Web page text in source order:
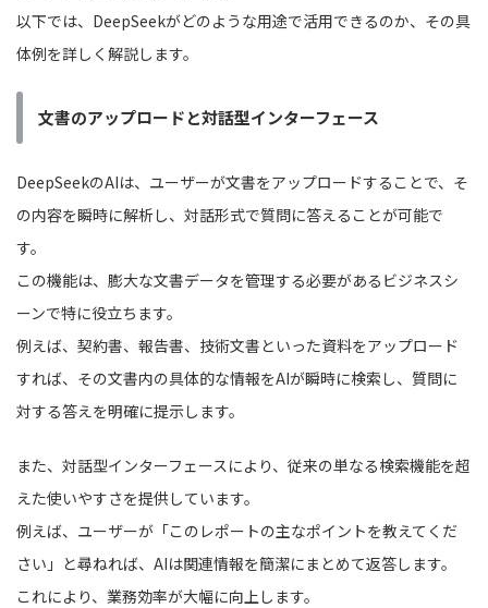
以下では、DeepSeekがどのような用途で活用できるのか、その具
体例を詳しく解説します。
文書のアップロードと対話型インターフェース
DeepSeekのAIは、ユーザーが文書をアップロードすることで、そ
の内容を瞬時に解析し、対話形式で質問に答えることが可能で
す。
この機能は、膨大な文書データを管理する必要があるビジネスシ
ーンで特に役立ちます。
例えば、契約書、報告書、技術文書といった資料をアップロード
すれば、その文書内の具体的な情報をAIが瞬時に検索し、質問に
対する答えを明確に提示します。
また、対話型インターフェースにより、従来の単なる検索機能を超
えた使いやすさを提供しています。
例えば、ユーザーが「このレポートの主なポイントを教えてくだ
さい」と尋ねれば、AIは関連情報を簡潔にまとめて返答します。
これにより、業務効率が大幅に向上します。